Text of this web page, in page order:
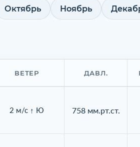
Октябрь Ноябрь
ВЕТЕР ДАВЛ.
2 м/с ↑ Ю 758 мм.рт.ст.